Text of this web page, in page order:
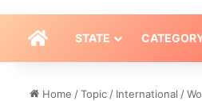
HOMESTATE
Home /Topic / International /